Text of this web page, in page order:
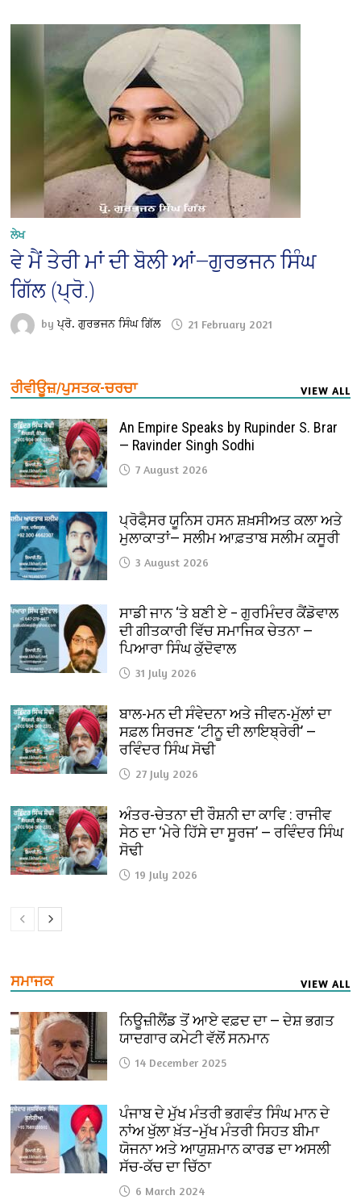
ਲੇਖ
ਵੇ ਮੈਂ ਤੇਰੀ ਮਾਂ ਦੀ ਬੋਲੀ ਆਂ—ਗੁਰਭਜਨ ਸਿੰਘ
ਗਿੱਲ (ਪ੍ਰੋ.)
byਪ੍ਰੋ. ਗੁਰਭਜਨ ਸਿੰਘ ਗਿੱਲ 21 February 2021
ਰੀਵੀਊਜ਼/ਪੁਸਤਕ-ਚਰਚਾ VIEW ALL
An Empire Speaks by Rupinder S. Brar
— Ravinder Singh Sodhi
7 August 2026
ਪ੍ਰੋਫੈ਼ਸਰ ਯੂਨਿਸ ਹਸਨ ਸ਼ਖ਼ਸੀਅਤ ਕਲਾ ਅਤੇ
ਮੁਲਾਕਾਤਾਂ— ਸਲੀਮ ਆਫ਼ਤਾਬ ਸਲੀਮ ਕਸੂਰੀ
3 August 2026
ਸਾਡੀ ਜਾਨ ‘ਤੇ ਬਣੀ ਏ – ਗੁਰਮਿੰਦਰ ਕੈਂਡੋਵਾਲ
ਦੀ ਗੀਤਕਾਰੀ ਵਿੱਚ ਸਮਾਜਿਕ ਚੇਤਨਾ —
ਪਿਆਰਾ ਸਿੰਘ ਕੁੱਦੋਵਾਲ
31 July 2026
ਬਾਲ-ਮਨ ਦੀ ਸੰਵੇਦਨਾ ਅਤੇ ਜੀਵਨ-ਮੁੱਲਾਂ ਦਾ
ਸਫ਼ਲ ਸਿਰਜਣ ‘ਟੀਨੂ ਦੀ ਲਾਇਬ੍ਰੇਰੀ’ —
ਰਵਿੰਦਰ ਸਿੰਘ ਸੋਢੀ
27 July 2026
ਅੰਤਰ-ਚੇਤਨਾ ਦੀ ਰੌਸ਼ਨੀ ਦਾ ਕਾਵਿ : ਰਾਜੀਵ
ਸੇਠ ਦਾ ‘ਮੇਰੇ ਹਿੱਸੇ ਦਾ ਸੂਰਜ’ — ਰਵਿੰਦਰ ਸਿੰਘ
ਸੋਢੀ
19 July 2026
ਸਮਾਜਕ VIEW ALL
ਨਿਊਜ਼ੀਲੈਂਡ ਤੋਂ ਆਏ ਵਫ਼ਦ ਦਾ — ਦੇਸ਼ ਭਗਤ
ਯਾਦਗਾਰ ਕਮੇਟੀ ਵੱਲੋਂ ਸਨਮਾਨ
14 December 2025
ਪੰਜਾਬ ਦੇ ਮੁੱਖ ਮੰਤਰੀ ਭਗਵੰਤ ਸਿੰਘ ਮਾਨ ਦੇ
ਨਾਂਅ ਖੁੱਲਾ ਖ਼ੱਤ–ਮੁੱਖ ਮੰਤਰੀ ਸਿਹਤ ਬੀਮਾ
ਯੋਜਨਾ ਅਤੇ ਆਯੁਸ਼ਮਾਨ ਕਾਰਡ ਦਾ ਅਸਲੀ
ਸੱਚ-ਕੱਚ ਦਾ ਚਿੱਠਾ
6 March 2024